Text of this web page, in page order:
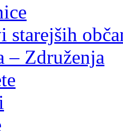
starejših
– Združenja